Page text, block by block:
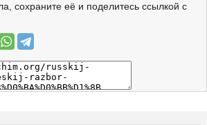
сохраните её и поделитесь ссылкой с